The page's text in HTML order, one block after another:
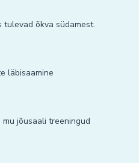
tulevad õkva südamest.
läbisaamine
jõusaali treeningud